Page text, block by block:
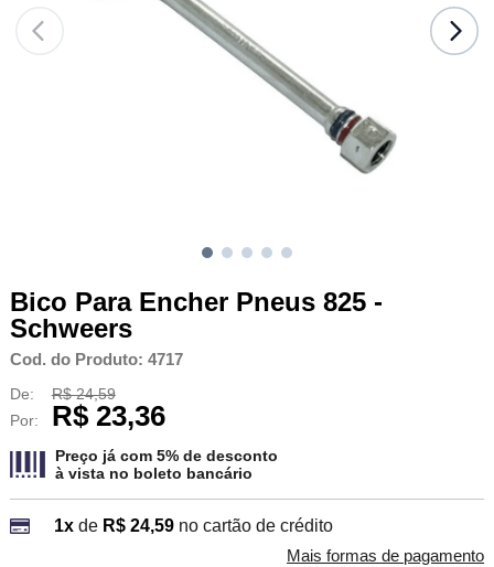
Bico Para Encher Pneus 825 -
Schweers
Cod. do Produto: 4717
De:
R$ 24,59
Por:
R$ 23,36
Preço já com 5% de desconto
à vista no boleto bancário
1xde R$ 24,59 no cartão de crédito
Mais formas de pagamento